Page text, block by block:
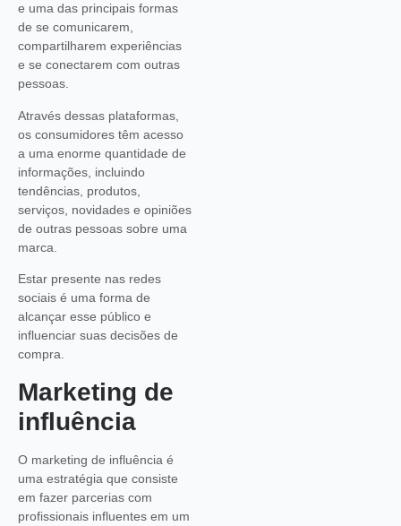
e uma das principais formas
de se comunicarem,
compartilharem experiências
e se conectarem com outras
pessoas.
Através dessas plataformas,
os consumidores têm acesso
a uma enorme quantidade de
informações, incluindo
tendências, produtos,
serviços, novidades e opiniões
de outras pessoas sobre uma
marca.
Estar presente nas redes
sociais é uma forma de
alcançar esse público e
influenciar suas decisões de
compra.
Marketing de
influência
O marketing de influência é
uma estratégia que consiste
em fazer parcerias com
profissionais influentes em um